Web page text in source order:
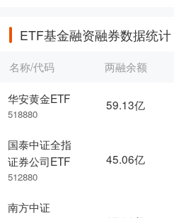
ETF基金融资融券数据统计
名称/代码
华安黄金ETF
518880
国泰中证全指
证券公司ETF
512880
南方中证
两融余额
59.13亿
45.06亿